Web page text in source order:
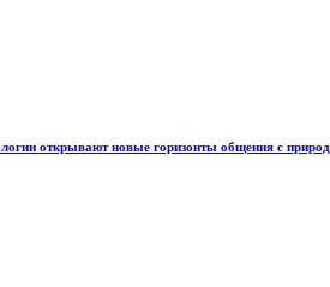
открывают новые горизонты общения с